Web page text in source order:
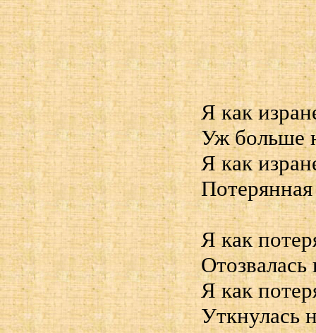
Я как
Уж больше
Я как
Я как
Я как
Уткнулась